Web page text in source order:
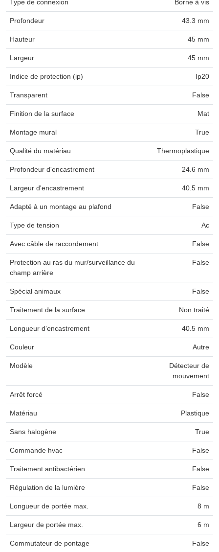
Type de connexion Borne à vis
Profondeur 43.3 mm
Hauteur 45 mm
Largeur 45 mm
Indice de protection (ip) Ip20
Transparent False
Finition de la surface Mat
Montage mural True
Qualité du matériau Thermoplastique
Profondeur d'encastrement 24.6 mm
Largeur d'encastrement 40.5 mm
Adapté à un montage au plafond False
Type de tension Ac
Avec câble de raccordement False
Protection au ras du mur/surveillance du
champ arrière
False
Spécial animaux False
Traitement de la surface Non traité
Longueur d’encastrement 40.5 mm
Couleur Autre
Modèle
Détecteur de
mouvement
Arrêt forcé False
Matériau Plastique
Sans halogène True
Commande hvac False
Traitement antibactérien False
Régulation de la lumière False
Longueur de portée max. 8 m
Largeur de portée max. 6 m
Commutateur de pontage False